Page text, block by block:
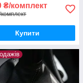
₴/комплект
Купити